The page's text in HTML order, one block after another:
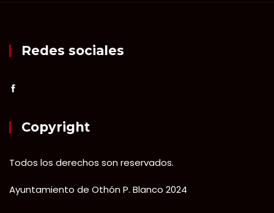
Redes sociales
Copyright
Todos los derechos son reservados.
Ayuntamiento de Othón P. Blanco 2024